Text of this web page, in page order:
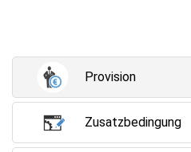
Provision
Zusatzbedingung